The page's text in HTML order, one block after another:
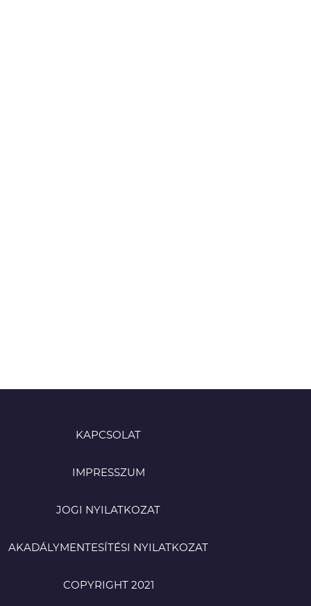
KAPCSOLAT
IMPRESSZUM
JOGI NYILATKOZAT
AKADÁLYMENTESÍTÉSI NYILATKOZAT
COPYRIGHT 2021